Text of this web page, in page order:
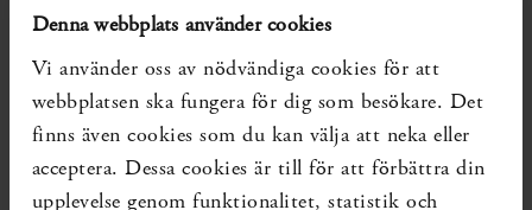
Denna webbplats använder cookies
Vi använder oss av nödvändiga cookies för att
webbplatsen ska fungera för dig som besökare. Det
finns även cookies som du kan välja att neka eller
acceptera. Dessa cookies är till för att förbättra din
upplevelse genom funktionalitet, statistik och
Kohortstudier
En slutsats från rapporten Mat vid diabetes
från 2010, om att många prospektiva
kohortstudier har allvarliga metodologiska
brister, kvarstår då författarna inte justerat för
socioekonomi.